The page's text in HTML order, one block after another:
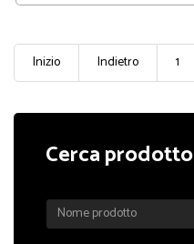
Inizio Indietro 1
Cerca prodotto